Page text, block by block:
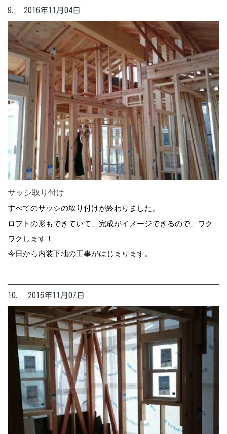
9. 2016年11月04日
サッシ取り付け
すべてのサッシの取り付けが終わりました。
ロフトの形もできていて、完成がイメージできるので、ワク
ワクします！
今日から内装下地の工事がはじまります。
10. 2016年11月07日